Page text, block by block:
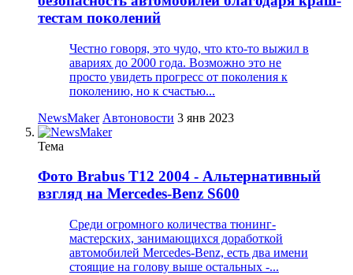
тестам поколений
Честно говоря, это чудо, что кто-то выжил в
авариях до 2000 года. Возможно это не
просто увидеть прогресс от поколения к
поколению, но к счастью...
NewsMaker Автоновости 3 янв 2023
Тема
Фото Brabus T12 2004 - Альтернативный
взгляд на Mercedes-Benz S600
Среди огромного количества тюнинг-
мастерских, занимающихся доработкой
автомобилей Mercedes-Benz, есть два имени
стоящие на голову выше остальных -...